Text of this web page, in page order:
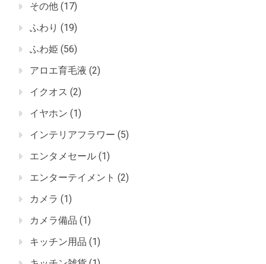
その他 (17)
ふわり (19)
ふわ姫 (56)
アロエ育毛液 (2)
イクオス (2)
イヤホン (1)
インテリアフラワー (5)
エンタメセール (1)
エンターテイメント (2)
カメラ (1)
カメラ備品 (1)
キッチン用品 (1)